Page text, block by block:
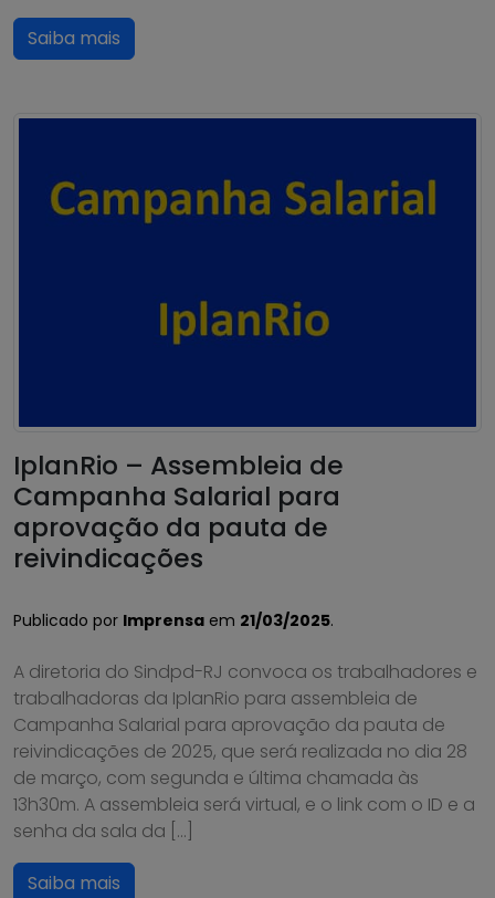
Saiba mais
IplanRio – Assembleia de
Campanha Salarial para
aprovação da pauta de
reivindicações
Publicado por Imprensa em 21/03/2025.
A diretoria do Sindpd-RJ convoca os trabalhadores e
trabalhadoras da IplanRio para assembleia de
Campanha Salarial para aprovação da pauta de
reivindicações de 2025, que será realizada no dia 28
de março, com segunda e última chamada às
13h30m. A assembleia será virtual, e o link com o ID e a
senha da sala da […]
Saiba mais